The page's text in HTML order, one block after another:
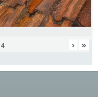
4 › »